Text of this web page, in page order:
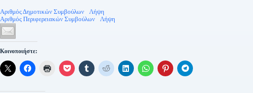
Αριθμός Δημοτικών Συμβούλων
Λήψη
Αριθμός Περιφερειακών Συμβούλων
Λήψη
Κοινοποιήστε: